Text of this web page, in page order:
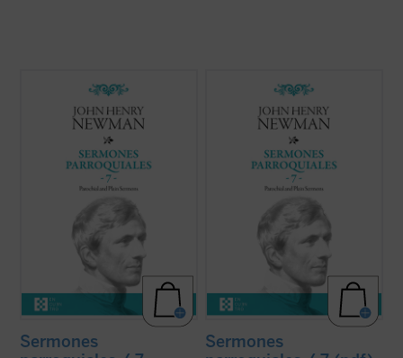
En 1842, tras la aparición del sexto
volumen, Newman había dado por
terminada la publicación de la serie de sus
Sermones parroquiales. En esos
momentos se hallaba inmerso en el
dramático proceso interior que culminaría
con su conversión ...(ver ficha)
Sermones
En 1842, tras la aparición del sexto
volumen, Newman había dado por
terminada la publicación de la serie de sus
Sermones parroquiales. En esos
momentos se hallaba inmerso en el
dramático proceso interior que culminaría
con su conversión ...(ver ficha)
Sermones